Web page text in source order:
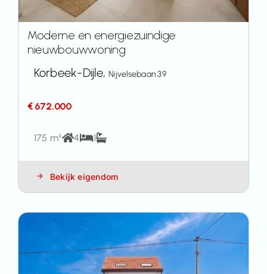
Moderne en energiezuindige
nieuwbouwwoning
Korbeek-Dijle,Nijvelsebaan 39
€ 672.000
175 m² 4 1
Bekijk eigendom